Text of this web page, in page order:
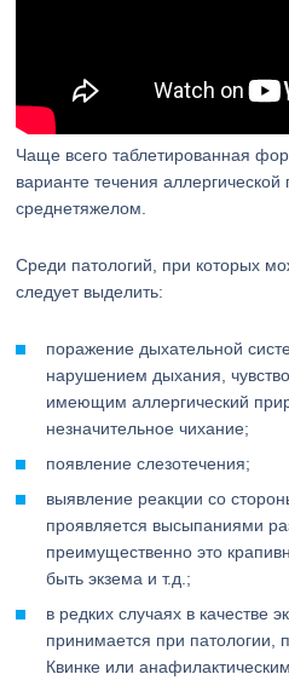
Чаще всего таблетированная
варианте течения
среднетяжелом.
Среди патологий, при которых
следует выделить:
поражение дыхательной
нарушением дыхания,
имеющим аллергический
незначительное чихание;
появление слезотечения;
выявление реакции со
проявляется высыпаниями
преимущественно это
быть экзема и т.д.;
в редких случаях в качестве
принимается при патологии,
Квинке или